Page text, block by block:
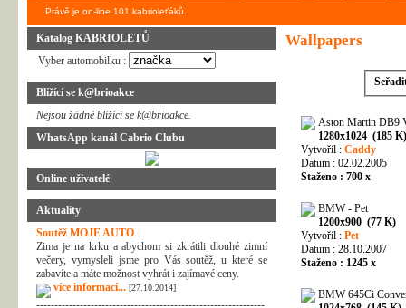
Právě je on-line 101 kabrioleťáků.
Katalog KABRIOLETŮ
Vyber automobilku :
Blížící se k@brioakce
Nejsou žádné blížící se k@brioakce.
WhatsApp kanál Cabrio Clubu
Online uživatelé
Aktuality
Soutěž MOJE AUTO
Zima je na krku a abychom si zkrátili dlouhé zimní
večery, vymysleli jsme pro Vás soutěž, u které se
zabavíte a máte možnost vyhrát i zajímavé ceny.
více informací... [27.10.2014]
---------------------------------------------------------------
Wallpapers
Aston Martin DB9
1280x1024 (185 K)
Vytvořil : Caddy
Datum : 02.02.2005
Staženo : 700 x
BMW - Pet
1200x900 (77 K)
Vytvořil : Pet
Datum : 28.10.2007
Staženo : 1245 x
BMW 645Ci